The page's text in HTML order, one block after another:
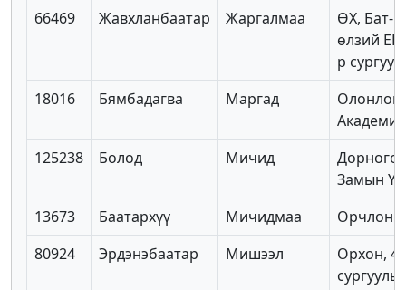
66469
Жавхланбаатар Жаргалмаа
ӨХ, Бат-
өлзий
р
18016
Бямбадагва Маргад
Олонлог
Академи
125238
Болод Мичид
Замын
13673
Баатархүү Мичидмаа
Орчлон
80924
Эрдэнэбаатар Мишээл
Орхон,
сургууль